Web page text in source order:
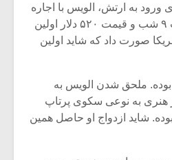
ورود به ارتش، الویس با اجاره
یک سالن اسکیت به مدت ۹ شب و قیمت ۵۲۰ دلار اولین
صورت داد که شاید اولین
ملحق شدن الویس به
هنری به نوعی سکوی پرتاپ
بوده. شاید ازدواج او حاصل همین